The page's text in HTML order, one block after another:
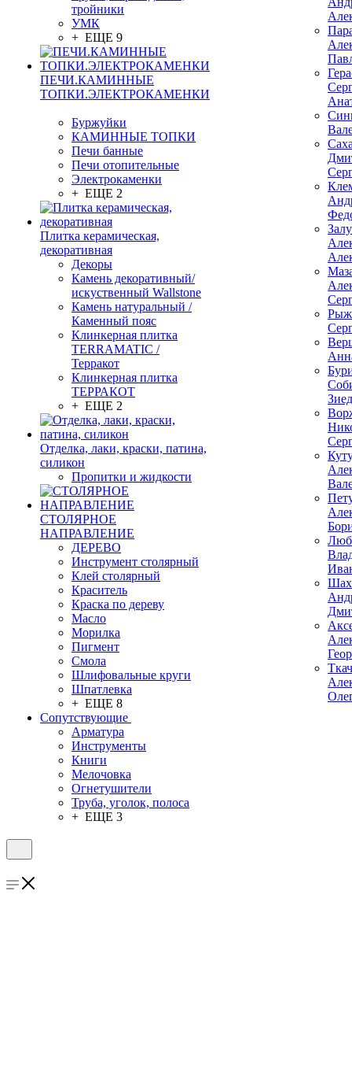
тройники
УМК
+ ЕЩЕ 9
ПЕЧИ.КАМИННЫЕ
ТОПКИ.ЭЛЕКТРОКАМЕНКИ
Буржуйки
КАМИННЫЕ ТОПКИ
Печи банные
Печи отопительные
Электрокаменки
+ ЕЩЕ 2
Плитка керамическая,
декоративная
Декоры
Камень декоративный/
искуственный Wallstone
Камень натуральный /
Каменный пояс
Клинкерная плитка
TERRAMATIC /
Терракот
Клинкерная плитка
ТЕРРАКОТ
+ ЕЩЕ 2
Отделка, лаки, краски, патина,
силикон
Пропитки и жидкости
СТОЛЯРНОЕ
НАПРАВЛЕНИЕ
ДЕРЕВО
Инструмент столярный
Клей столярный
Краситель
Краска по дереву
Масло
Морилка
Пигмент
Смола
Шлифовальные круги
Шпатлевка
+ ЕЩЕ 8
Сопутствующие
Арматура
Инструменты
Книги
Мелочовка
Огнетушители
Труба, уголок, полоса
+ ЕЩЕ 3